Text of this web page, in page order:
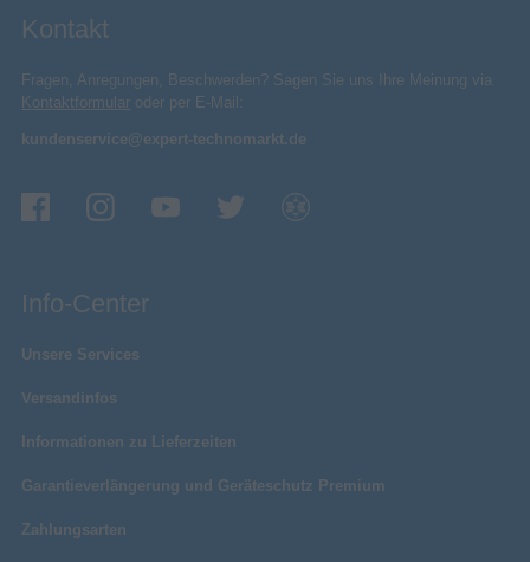
Kontakt
Fragen, Anregungen, Beschwerden? Sagen Sie uns Ihre Meinung via
Kontaktformular oder per E-Mail:
kundenservice@expert-technomarkt.de
Info-Center
Unsere Services
Versandinfos
Informationen zu Lieferzeiten
Garantieverlängerung und Geräteschutz Premium
Zahlungsarten